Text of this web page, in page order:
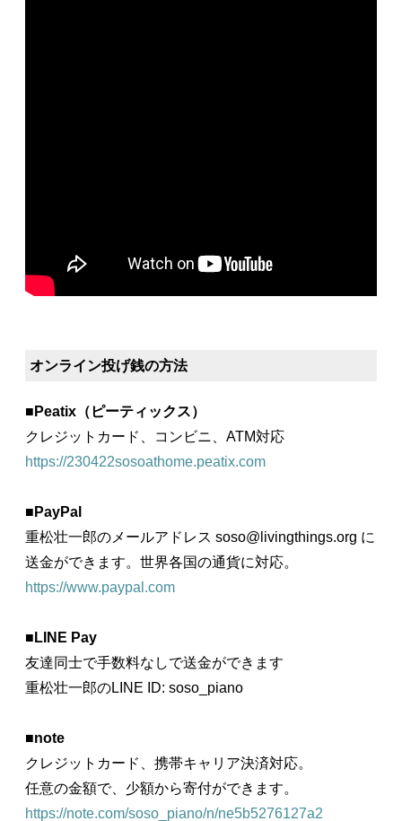
オンライン投げ銭の方法
■ Peatix（ピーティックス）
クレジットカード、コンビニ、ATM対応
https://230422sosoathome.peatix.com
■ PayPal
重松壮一郎のメールアドレス soso@livingthings.org に
送金ができます。世界各国の通貨に対応。
https://www.paypal.com
■ LINE Pay
友達同士で手数料なしで送金ができます
重松壮一郎のLINE ID: soso_piano
■note
クレジットカード、携帯キャリア決済対応。
任意の金額で、少額から寄付ができます。
https://note.com/soso_piano/n/ne5b5276127a2